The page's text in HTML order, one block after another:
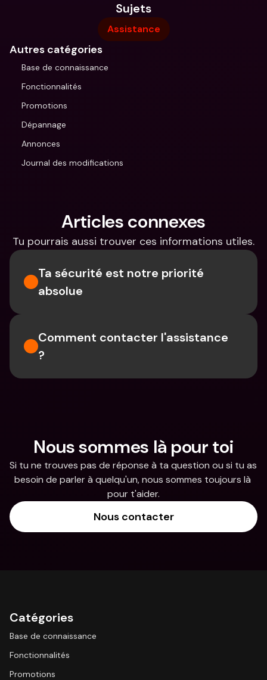
Sujets
Assistance
Autres catégories
Base de connaissance
Fonctionnalités
Promotions
Dépannage
Annonces
Journal des modifications
Articles connexes
Tu pourrais aussi trouver ces informations utiles.
Ta sécurité est notre priorité
absolue
Comment contacter l'assistance
?
Nous sommes là pour toi
Si tu ne trouves pas de réponse à ta question ou si tu as
besoin de parler à quelqu'un, nous sommes toujours là
pour t'aider.
Nous contacter
Catégories
Base de connaissance
Fonctionnalités
Promotions